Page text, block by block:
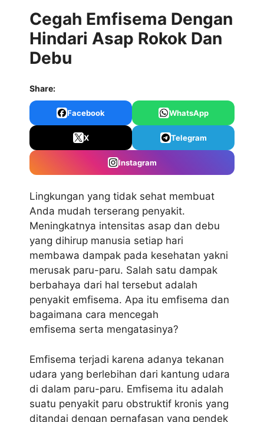
Cegah Emfisema Dengan
Hindari Asap Rokok Dan
Debu
Share:
Facebook WhatsApp
X Telegram
Instagram
Lingkungan yang tidak sehat membuat
Anda mudah terserang penyakit.
Meningkatnya intensitas asap dan debu
yang dihirup manusia setiap hari
membawa dampak pada kesehatan yakni
merusak paru-paru. Salah satu dampak
berbahaya dari hal tersebut adalah
penyakit emfisema. Apa itu emfisema dan
bagaimana cara mencegah
emfisema serta mengatasinya?
Emfisema terjadi karena adanya tekanan
udara yang berlebihan dari kantung udara
di dalam paru-paru. Emfisema itu adalah
suatu penyakit paru obstruktif kronis yang
ditandai dengan pernafasan yang pendek